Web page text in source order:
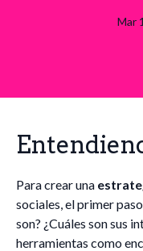
Mar
Para crear una
sociales, el primer
son? ¿Cuáles son sus
herramientas como